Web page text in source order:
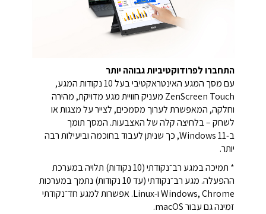
התחברו לפרודוקטיביות גבוהה יותר
עם מסך המגע האינטראקטיבי בעל 10 נקודות המגע,
ZenScreen Touch מעניק חוויית מגע מדויקת, מהירה
וחלקה, המאפשרת לערוך מסמכים, לצייר על מצגות או
לשחק – בלחיצה קלה של האצבעות. המסך תומך
ב‑Windows 11, כך שניתן לעבוד בחוכמה וביעילות רבה
יותר.
* תמיכה במגע רב־נקודתי (10 נקודות) תלויה במערכת
ההפעלה. מגע רב־נקודתי (עד 10 נקודות) נתמך במערכות
Windows, Chrome ו-Linux. אפשרות למגע חד־נקודתי
זמינה גם עבור macOS.